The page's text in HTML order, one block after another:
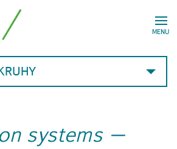
MENU
systems